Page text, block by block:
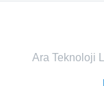
Ara Teknoloji